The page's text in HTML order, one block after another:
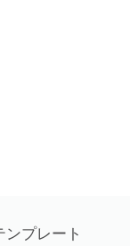
プレート